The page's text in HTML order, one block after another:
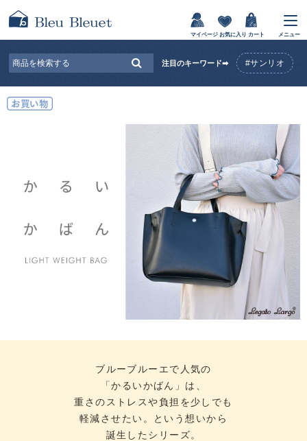
マイページ お気に入り カート メニュー
注目のキーワード➡ #サンリオ
ブルーブルーエで人気の
「かるいかばん」は、
重さのストレスや負担を少しでも
軽減させたい。という想いから
誕生したシリーズ。